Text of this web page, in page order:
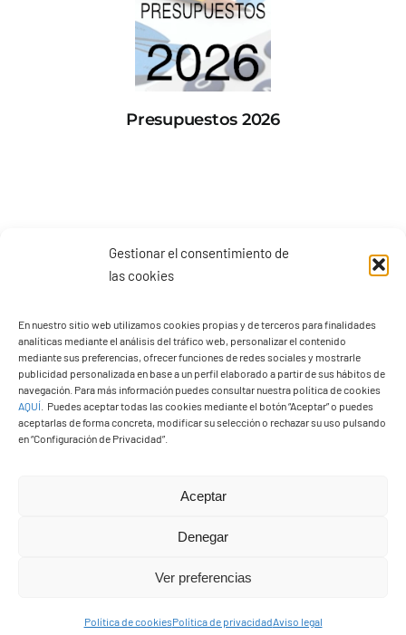
Gestionar el consentimiento de
las cookies
En nuestro sitio web utilizamos cookies propias y de terceros para finalidades
analíticas mediante el análisis del tráfico web, personalizar el contenido
mediante sus preferencias, ofrecer funciones de redes sociales y mostrarle
publicidad personalizada en base a un perfil elaborado a partir de sus hábitos de
navegación. Para más información puedes consultar nuestra política de cookies
AQUÍ
Puedes aceptar todas las cookies mediante el botón “Aceptar” o puedes
aceptarlas de forma concreta, modificar su selección o rechazar su uso pulsando
en “Configuración de Privacidad”.
Aceptar
Denegar
Ver preferencias
Política de cookiesPolítica de privacidadAviso legal
Presupuestos 2026